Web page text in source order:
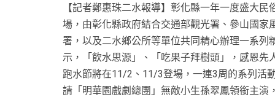
【記者鄭惠珠二水報導】彰化縣一年一度盛大
場，由彰化縣政府結合交通部觀光署、參山國
署，以及二水鄉公所等單位共同精心辦理一系
示，「飲水思源」、「吃果子拜樹頭」，感恩
跑水節將在11/2、11/3登場，一連3周的系列活
請「明華園戲劇總團」無敵小生孫翠鳳領銜主